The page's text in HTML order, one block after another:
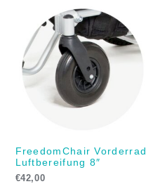
FreedomChair Vorderrad
Luftbereifung 8″
€42,00